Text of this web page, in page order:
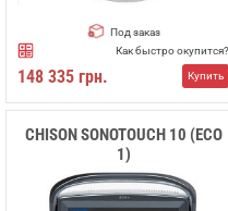
Под заказ
Как быстро окупится?
148 335 грн. Купить
CHISON SONOTOUCH 10 (ECO
1)